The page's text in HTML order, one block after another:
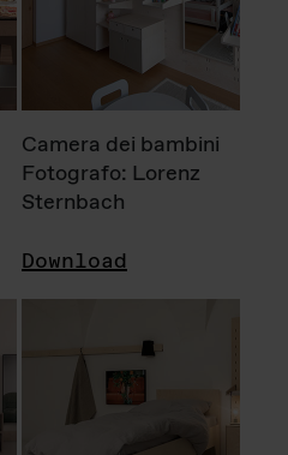
Camera dei bambini
Fotografo: Lorenz
Sternbach
Download